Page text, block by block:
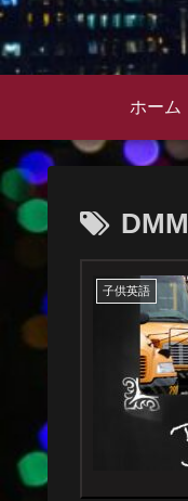
ホーム
DMM
子供英語